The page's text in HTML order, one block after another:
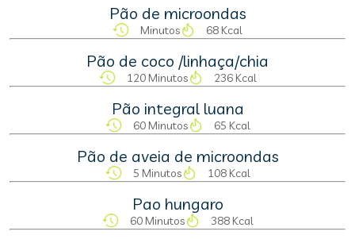
Pão de microondas
Minutos 68 Kcal
Pão de coco /linhaça/chia
120 Minutos 236 Kcal
Pão integral luana
60 Minutos 65 Kcal
Pão de aveia de microondas
5 Minutos 108 Kcal
Pao hungaro
60 Minutos 388 Kcal